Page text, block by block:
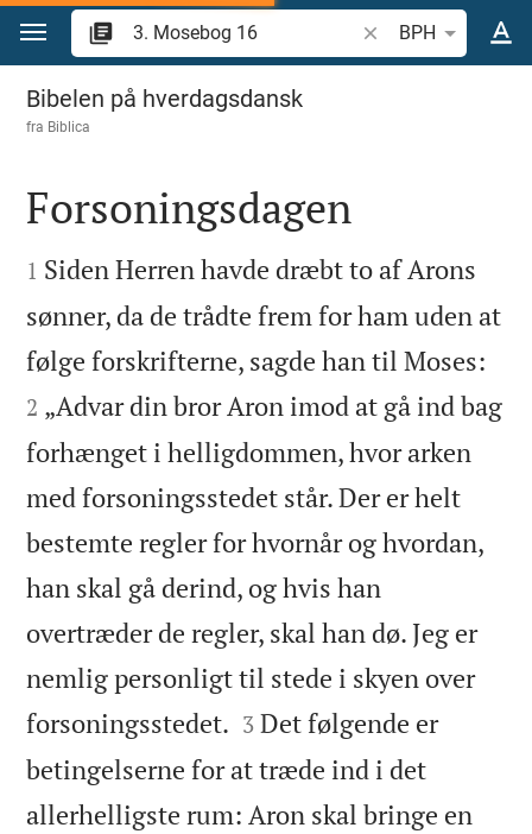
Gå til indhold
Søg efter bibelvers
BPH
3. Mosebog 16
Bibelen på hverdagsdansk
fra Biblica

Forsoningsdagen

1 Siden Herren havde dræbt to af Arons
sønner, da de trådte frem for ham uden at
følge forskrifterne, sagde han til Moses:
2 „Advar din bror Aron imod at gå ind bag
forhænget i helligdommen, hvor arken
med forsoningsstedet står. Der er helt
bestemte regler for hvornår og hvordan,
han skal gå derind, og hvis han
overtræder de regler, skal han dø. Jeg er
nemlig personligt til stede i skyen over
forsoningsstedet. 

3 Det følgende er
betingelserne for at træde ind i det
allerhelligste rum: Aron skal bringe en